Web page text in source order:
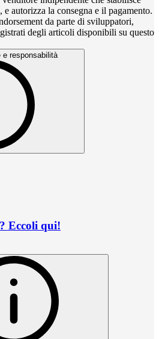
autorizza la consegna e il pagamento.
da parte di sviluppatori,
degli articoli disponibili su questo
e responsabilità
Eccoli qui!